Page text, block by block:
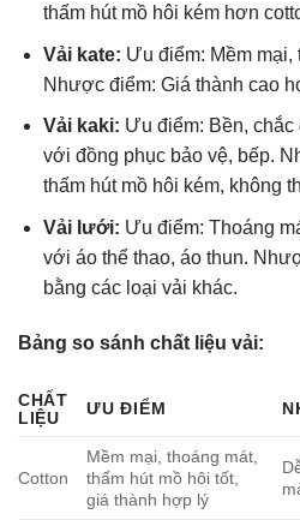
thấm hút mồ hôi kém hơn
Vải kate: Ưu điểm: Mềm mại,
Nhược điểm: Giá thành cao
Vải kaki: Ưu điểm: Bền,
với đồng phục bảo vệ, bếp.
thấm hút mồ hôi kém, không
Vải lưới: Ưu điểm: Thoáng
với áo thể thao, áo thun.
bằng các loại vải khác.
Bảng so sánh chất liệu vải:
CHẤT
LIỆU
ƯU ĐIỂM
Cotton
Mềm mại, thoáng mát,
thấm hút mồ hôi tốt,
giá thành hợp lý